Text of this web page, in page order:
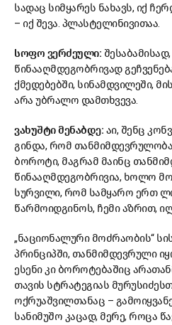
სადაც სიმყარეს ნახავს, იქ
– იქ შევა. პლასტელინივითაა.
სოფო ვერძეული:
წინააღმდეგობრივად
ქმედებებში, სინამდვილეში,
არა უბრალო დამთხვევა.
ვახუშტი მენაბდე: აი, შენც
გინდა, რომ
ბოროტი, მაგრამ მაინც
წინააღმდეგობრივია, ხოლო
სურვილი, რომ სამყარო ერთ
წარმოიდგინოს, ჩემი აზრით,
„ნაციონალური მოძრაობის“
პრინციპში, თანმიმდევრული
ესენი კი ბოროტებაშიც
თავის სტრატეგიას
ოქრუაშვილთანაც –
სანიმუშო კაცად, მერე, როცა